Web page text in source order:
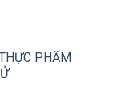
PHẨM